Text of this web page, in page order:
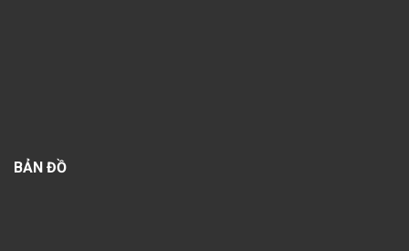
BẢN ĐỒ